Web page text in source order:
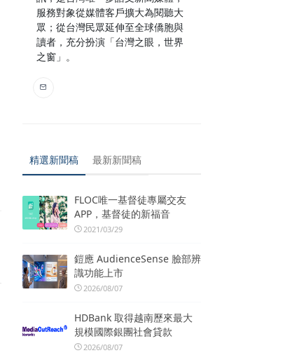
服務對象從媒體客戶擴大為閱聽大
眾；從台灣民眾延伸至全球僑胞與
讀者，充分扮演「台灣之眼，世界
之窗」。
精選新聞稿 最新新聞稿
FLOC唯一基督徒專屬交友
APP，基督徒的新福音
2021/03/29
鎧應 AudienceSense 臉部辨
識功能上市
2026/08/07
HDBank 取得越南歷來最大
規模國際銀團社會貸款
2026/08/07